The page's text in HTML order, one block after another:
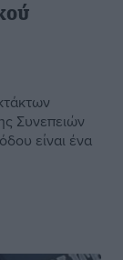
Συνεπειών
είναι ένα